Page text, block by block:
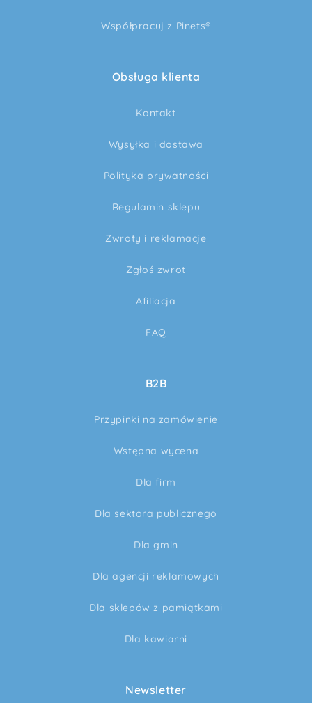
Współpracuj z Pinets®
Obsługa klienta
Kontakt
Wysyłka i dostawa
Polityka prywatności
Regulamin sklepu
Zwroty i reklamacje
Zgłoś zwrot
Afiliacja
FAQ
B2B
Przypinki na zamówienie
Wstępna wycena
Dla firm
Dla sektora publicznego
Dla gmin
Dla agencji reklamowych
Dla sklepów z pamiątkami
Dla kawiarni
Newsletter